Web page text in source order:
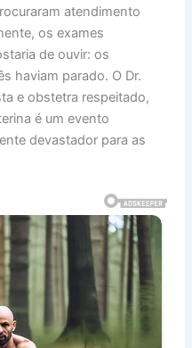
atendimento
os exames
de ouvir: os
haviam parado. O Dr.
e obstetra respeitado,
é um evento
devastador para as